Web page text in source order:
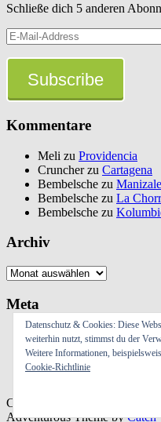
Schließe dich 5 anderen
E-
Mail-
Address
Subscribe
Kommentare
Meli zu Providencia
Cruncherzu Cartagena
Bembelsche zu
Bembelsche zu La
Bembelsche zu
Archiv
Archiv
Meta
Anmelden
Eintrags-Feed
Kommentar-Feed
WordPress.org
Copyright © 2019
Adventurous Theme byCatch
Datenschutz & Cookies: Diese
weiterhin nutzt, stimmst du der
Weitere Informationen,
Cookie-Richtlinie